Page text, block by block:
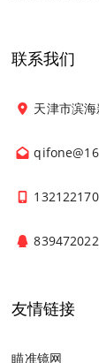
联系我们
天津市滨
839472022
友情链接
瞄准镜网